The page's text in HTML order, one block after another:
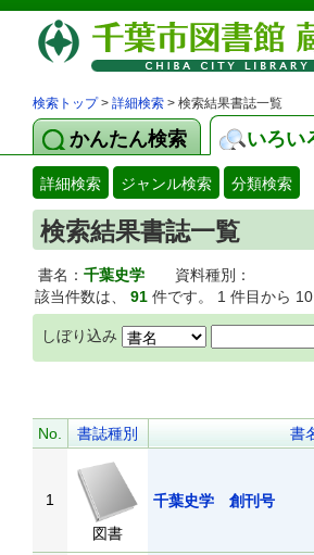
検索トップ> 詳細検索 > 検索結果書誌一覧
かんたん検索 いろい
詳細検索 ジャンル検索 分類検索
検索結果書誌一覧
書名： 千葉史学 資料種別：
該当件数は、 91 件です。 1 件目から
しぼり込み
No. 書誌種別 書
1
図書
千葉史学 創刊号